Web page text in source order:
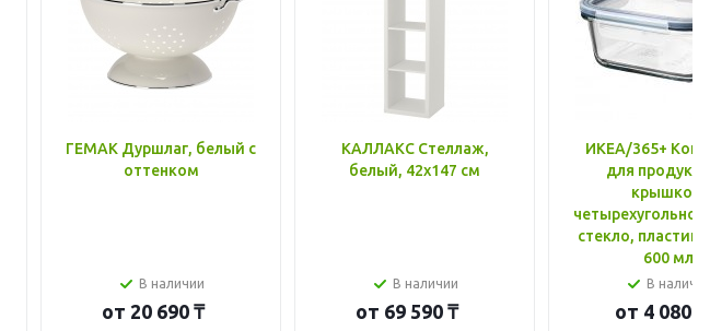
ГЕМАК Дуршлаг, белый с
оттенком
В наличии
от 20 690 ₸
КАЛЛАКС Стеллаж,
белый, 42x147 см
В наличии
от 69 590 ₸
ИКЕА/365+
для
крышкой,
стекло, пластик
600 мл
В
от 4 080 ₸